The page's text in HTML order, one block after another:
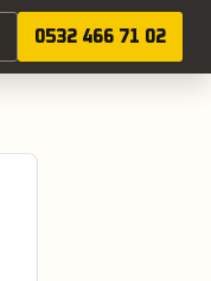
0532 466 71 02